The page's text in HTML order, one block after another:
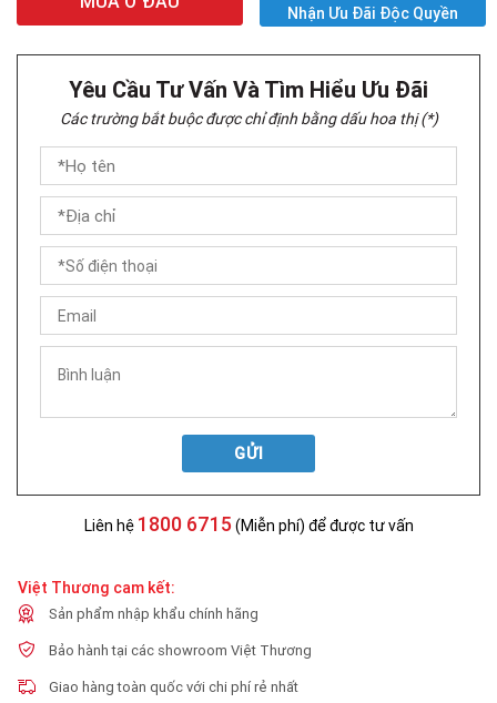
Nhận Ưu Đãi Độc Quyền
Yêu Cầu Tư Vấn Và Tìm Hiểu Ưu Đãi
Các trường bắt buộc được chỉ định bằng dấu hoa thị (*)
GỬI
Liên hệ 1800 6715 (Miễn phí) để được tư vấn
Việt Thương cam kết:
Sản phẩm nhập khẩu chính hãng
Bảo hành tại các showroom Việt Thương
Giao hàng toàn quốc với chi phí rẻ nhất